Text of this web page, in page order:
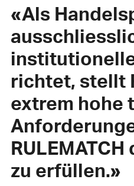
«Als
richtet, stellt
extrem hohe
zu erfüllen.»